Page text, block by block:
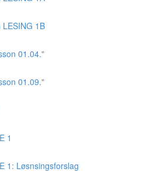
LESING 1B
01.04."
01.09."
1
1: Løsnsingsforslag